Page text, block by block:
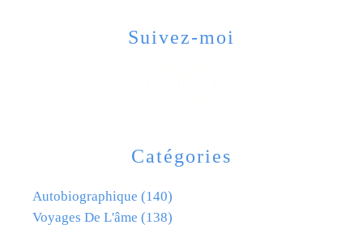
Catégories
Autobiographique (140)
Voyages De L'âme (138)
Suivez-moi